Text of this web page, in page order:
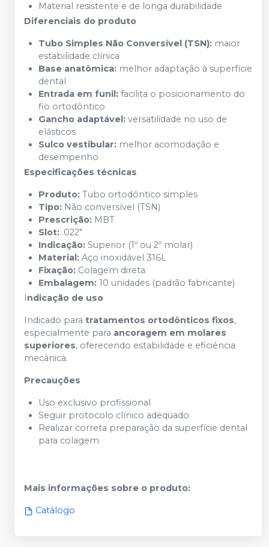
Material resistente e de longa durabilidade
Diferenciais do produto
Tubo Simples Não Conversível (TSN): maior
estabilidade clínica
Base anatômica: melhor adaptação à superfície
dental
Entrada em funil: facilita o posicionamento do
fio ortodôntico
Gancho adaptável: versatilidade no uso de
elásticos
Sulco vestibular: melhor acomodação e
desempenho
Especificações técnicas
Produto: Tubo ortodôntico simples
Tipo: Não conversível (TSN)
Prescrição: MBT
Slot: .022"
Indicação: Superior (1º ou 2º molar)
Material: Aço inoxidável 316L
Fixação: Colagem direta
Embalagem: 10 unidades (padrão fabricante)
Indicação de uso
Indicado para tratamentos ortodônticos fixos,
especialmente para ancoragem em molares
superiores, oferecendo estabilidade e eficiência
mecânica.
Precauções
Uso exclusivo profissional
Seguir protocolo clínico adequado
Realizar correta preparação da superfície dental
para colagem
Mais informações sobre o produto:
Catálogo